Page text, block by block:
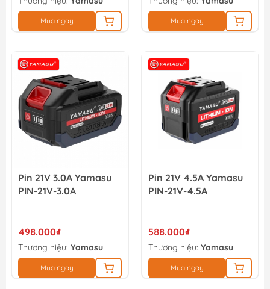
Mua ngay Mua ngay
Pin 21V 3.0A Yamasu
PIN-21V-3.0A
498.000₫
Thương hiệu: Yamasu
Mua ngay
Pin 21V 4.5A Yamasu
PIN-21V-4.5A
588.000₫
Thương hiệu: Yamasu
Mua ngay